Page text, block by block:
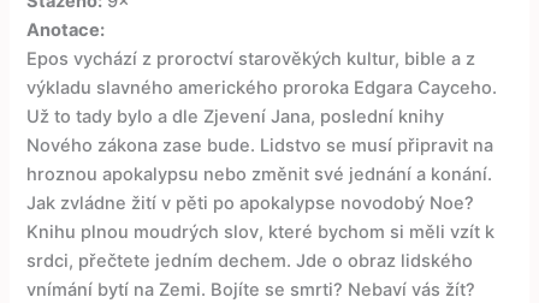
Anotace:
Epos vychází z proroctví starověkých kultur, bible a z
výkladu slavného amerického proroka Edgara Cayceho.
Už to tady bylo a dle Zjevení Jana, poslední knihy
Nového zákona zase bude. Lidstvo se musí připravit na
hroznou apokalypsu nebo změnit své jednání a konání.
Jak zvládne žití v pěti po apokalypse novodobý Noe?
Knihu plnou moudrých slov, které bychom si měli vzít k
srdci, přečtete jedním dechem. Jde o obraz lidského
vnímání bytí na Zemi. Bojíte se smrti? Nebaví vás žít?